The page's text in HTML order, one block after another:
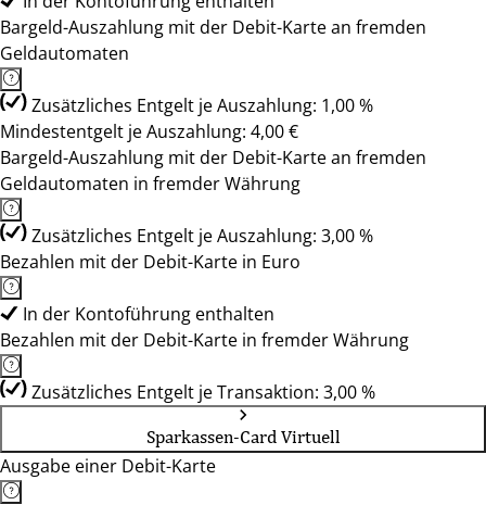
Bargeld-Auszahlung mit der Debit-Karte an fremden
Geldautomaten
Zusätzliches Entgelt je Auszahlung: 1,00 %
Mindestentgelt je Auszahlung: 4,00 €
Bargeld-Auszahlung mit der Debit-Karte an fremden
Geldautomaten in fremder Währung
Zusätzliches Entgelt je Auszahlung: 3,00 %
Bezahlen mit der Debit-Karte in Euro
In der Kontoführung enthalten
Bezahlen mit der Debit-Karte in fremder Währung
Zusätzliches Entgelt je Transaktion: 3,00 %
Sparkassen-Card Virtuell
Ausgabe einer Debit-Karte